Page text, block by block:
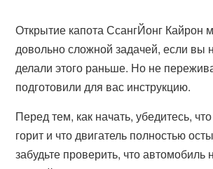
Открытие капота СсангЙонг Кайрон
довольно сложной задачей, если вы
делали этого раньше. Но не
подготовили для вас инструкцию.
Перед тем, как начать, убедитесь,
горит и что двигатель полностью
забудьте проверить, что автомобиль